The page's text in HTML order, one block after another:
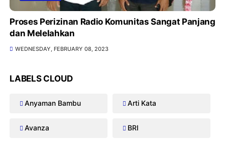
Proses Perizinan Radio Komunitas Sangat Panjang
dan Melelahkan
WEDNESDAY, FEBRUARY 08, 2023
LABELS CLOUD
Anyaman Bambu Arti Kata
Avanza BRI